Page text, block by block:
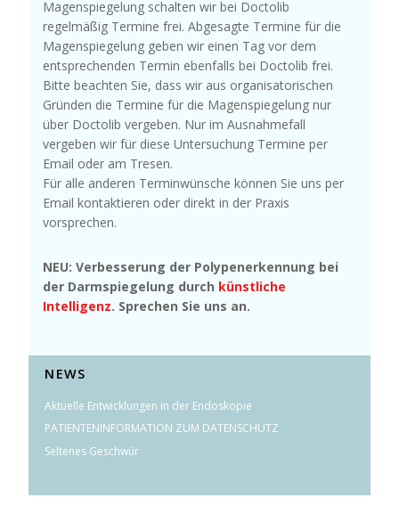
Magenspiegelung schalten wir bei Doctolib
regelmäßig Termine frei. Abgesagte Termine für die
Magenspiegelung geben wir einen Tag vor dem
entsprechenden Termin ebenfalls bei Doctolib frei.
Bitte beachten Sie, dass wir aus organisatorischen
Gründen die Termine für die Magenspiegelung nur
über Doctolib vergeben. Nur im Ausnahmefall
vergeben wir für diese Untersuchung Termine per
Email oder am Tresen.
Für alle anderen Terminwünsche können Sie uns per
Email kontaktieren oder direkt in der Praxis
vorsprechen.
NEU: Verbesserung der Polypenerkennung bei
der Darmspiegelung durch künstliche
Intelligenz. Sprechen Sie uns an.
NEWS
Aktuelle Entwicklungen in der Endoskopie
PATIENTENINFORMATION ZUM DATENSCHUTZ
Seltenes Geschwür